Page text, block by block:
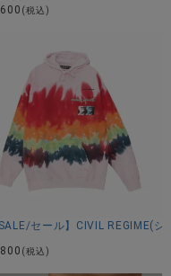
(税込)
全2色
SALE/セール】CIVIL REGIME(
(税込)